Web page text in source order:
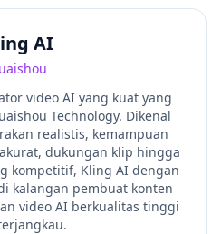
AI
video AI yang kuat yang
Technology. Dikenal
realistis, kemampuan
dukungan klip hingga
kompetitif, Kling AI dengan
kalangan pembuat konten
video AI berkualitas tinggi